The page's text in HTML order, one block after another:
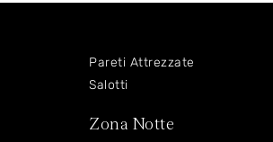
Pareti Attrezzate
Salotti
Zona Notte